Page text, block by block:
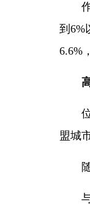
到6%
6.6%
盟城